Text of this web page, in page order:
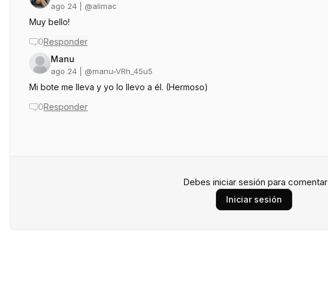
ago 24 | @alimac
Muy bello!
0Responder
Manu
ago 24 | @manu-VRh_45u5
Mi bote me lleva y yo lo llevo a él. (Hermoso)
0Responder
Debes iniciar sesión para comentar
Iniciar sesión